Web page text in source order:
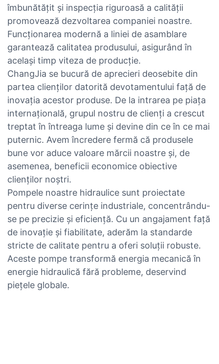
îmbunătățit și inspecția riguroasă a calității
promovează dezvoltarea companiei noastre.
Funcționarea modernă a liniei de asamblare
garantează calitatea produsului, asigurând în
același timp viteza de producție.
ChangJia se bucură de aprecieri deosebite din
partea clienților datorită devotamentului față de
inovația acestor produse. De la intrarea pe piața
internațională, grupul nostru de clienți a crescut
treptat în întreaga lume și devine din ce în ce mai
puternic. Avem încredere fermă că produsele
bune vor aduce valoare mărcii noastre și, de
asemenea, beneficii economice obiective
clienților noștri.
Pompele noastre hidraulice sunt proiectate
pentru diverse cerințe industriale, concentrându-
se pe precizie și eficiență. Cu un angajament față
de inovație și fiabilitate, aderăm la standarde
stricte de calitate pentru a oferi soluții robuste.
Aceste pompe transformă energia mecanică în
energie hidraulică fără probleme, deservind
piețele globale.